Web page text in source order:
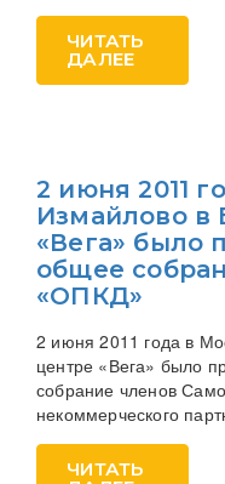
ЧИТАТЬ
ДАЛЕЕ
2 июня 2011
Измайлово в
«Вега» было
общее
«ОПКД»
2 июня 2011 года в
центре «Вега» было
собрание членов
некоммерческого
ЧИТАТЬ